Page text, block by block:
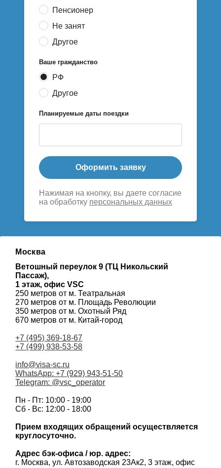
Пенсионер
Не занят
Другое
Ваше гражданство
РФ
Другое
Планируемые даты поездки
Оформить заявку
Нажимая на кнопку, вы даете согласие
на обработку персональных данных
Москва
Ветошный переулок 9 (ТЦ Никольский
Пассаж),
1 этаж, офис VSC
250 метров от м. Театральная
270 метров от м. Площадь Революции
350 метров от м. Охотный Ряд
670 метров от м. Китай-город
+7 (495) 369-18-67
+7 (499) 938-53-58
info@visa-sc.ru
WhatsApp: +7 (929) 943-51-50
Telegram: @vsc_operator
Пн - Пт: 10:00 - 19:00
Сб - Вс: 12:00 - 18:00
Прием входящих обращений осуществляется
круглосуточно.
Адрес бэк-офиса / юр. адрес:
г. Москва, ул. Автозаводская 23Ак2, 3 этаж, офис